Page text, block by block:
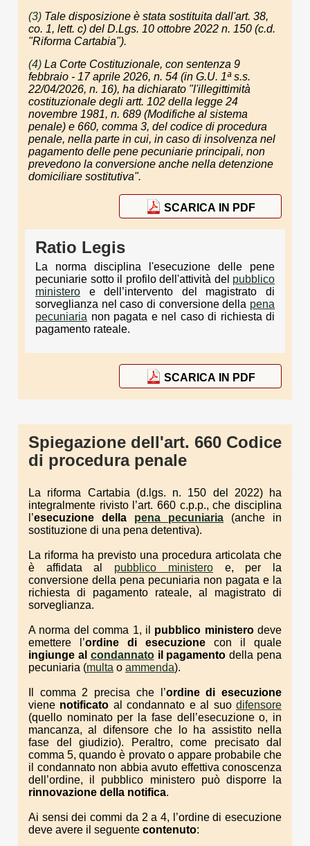
(3) Tale disposizione è stata sostituita dall'art. 38,
co. 1, lett. c) del D.Lgs. 10 ottobre 2022 n. 150 (c.d.
"Riforma Cartabia").
(4) La Corte Costituzionale, con sentenza 9
febbraio - 17 aprile 2026, n. 54 (in G.U. 1ª s.s.
22/04/2026, n. 16), ha dichiarato "l'illegittimità
costituzionale degli artt. 102 della legge 24
novembre 1981, n. 689 (Modifiche al sistema
penale) e 660, comma 3, del codice di procedura
penale, nella parte in cui, in caso di insolvenza nel
pagamento delle pene pecuniarie principali, non
prevedono la conversione anche nella detenzione
domiciliare sostitutiva".
SCARICA IN PDF
Ratio Legis
La norma disciplina l'esecuzione delle pene
pecuniarie sotto il profilo dell'attività del pubblico
ministero e dell’intervento del magistrato di
sorveglianza nel caso di conversione della pena
pecuniaria non pagata e nel caso di richiesta di
pagamento rateale.
SCARICA IN PDF
Spiegazione dell'art. 660 Codice
di procedura penale
La riforma Cartabia (d.lgs. n. 150 del 2022) ha
integralmente rivisto l’art. 660 c.p.p., che disciplina
l’esecuzione della pena pecuniaria
(anche in
sostituzione di una pena detentiva).
La riforma ha previsto una procedura articolata che
è affidata al pubblico ministeroe, per la
conversione della pena pecuniaria non pagata e la
richiesta di pagamento rateale, al magistrato di
sorveglianza.
A norma del comma 1, il pubblico ministerodeve
emettere l’ordine di esecuzione con il quale
ingiunge al condannatoil pagamento della pena
pecuniaria (multa o ammenda).
Il comma 2 precisa che l’ordine di esecuzione
viene notificato al condannato e al suodifensore
(quello nominato per la fase dell’esecuzione o, in
mancanza, al difensore che lo ha assistito nella
fase del giudizio). Peraltro, come precisato dal
comma 5, quando è provato o appare probabile che
il condannato non abbia avuto effettiva conoscenza
dell’ordine, il pubblico ministero può disporre la
rinnovazione della notifica.
Ai sensi dei commi da 2 a 4, l’ordine di esecuzione
deve avere il seguente contenuto: